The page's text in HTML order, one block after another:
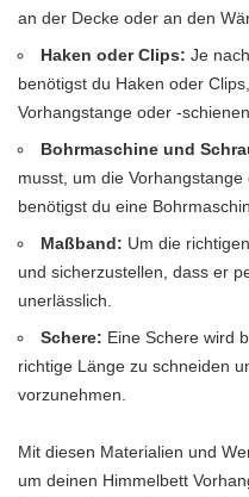
an der Decke oder an den
Haken oder Clips: Je
benötigst du Haken oder
Vorhangstange oder -
Bohrmaschine und
musst, um die
benötigst du eine
Maßband: Um die
und sicherzustellen, dass er
unerlässlich.
Schere: Eine Schere wird
richtige Länge zu schneiden
vorzunehmen.
Mit diesen Materialien und
um deinen Himmelbett